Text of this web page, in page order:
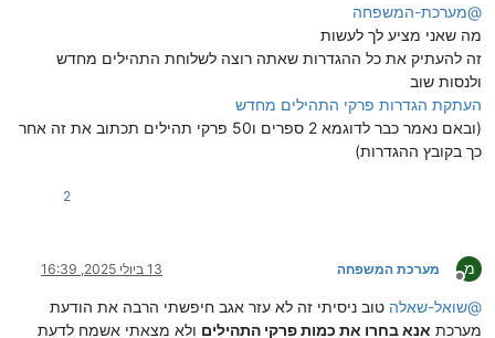
@מערכת-המשפחה
מה שאני מציע לך לעשות
זה להעתיק את כל ההגדרות שאתה רוצה לשלוחת התהילים מחדש
ולנסות שוב
העתקת הגדרות פרקי התהילים מחדש
(ובאם נאמר כבר לדוגמא 2 ספרים ו50 פרקי תהילים תכתוב את זה אחר
כך בקובץ ההגדרות)
2
מ
מנותק
מערכת המשפחה 13 ביולי 2025, 16:39
@שואל-שאלה טוב ניסיתי זה לא עזר אגב חיפשתי הרבה את הודעת
מערכת אנא בחרו את כמות פרקי התהילים ולא מצאתי אשמח לדעת